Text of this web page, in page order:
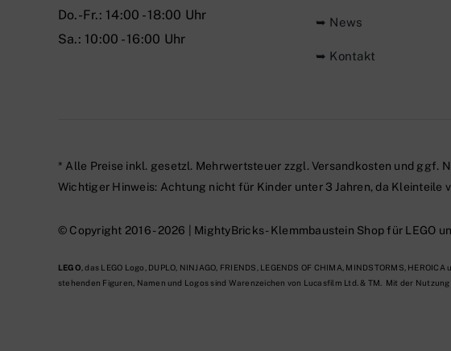
Do.-Fr.: 14:00 - 18:00 Uhr
Sa.: 10:00 - 16:00 Uhr
➥ News
➥ Kontakt
* Alle Preise inkl. gesetzl. Mehrwertsteuer zzgl. Versandkosten und ggf.
Wichtiger Hinweis: Achtung nicht für Kinder unter 3 Jahren, da Kleinteile
© Copyright 2016 - 2026 | MightyBricks -Klemmbaustein Shop für LEGO
LEGO , das LEGO Logo, DUPLO, NINJAGO, FRIENDS, LEGENDS OF CHIMA, MINDSTORMS,
stehenden Figuren, Namen und Logos sind Warenzeichen von Lucasfilm Ltd. & TM. Mit der